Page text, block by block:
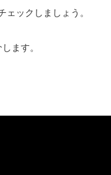
ェックしましょう。
ます。